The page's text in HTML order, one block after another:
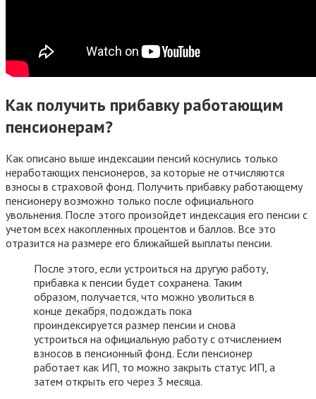
Как получить прибавку работающим
пенсионерам?
Как описано выше индексации пенсий коснулись только
неработающих пенсионеров, за которые не отчисляются
взносы в страховой фонд. Получить прибавку работающему
пенсионеру возможно только после официального
увольнения. После этого произойдет индексация его пенсии с
учетом всех накопленных процентов и баллов. Все это
отразится на размере его ближайшей выплаты пенсии.
После этого, если устроиться на другую работу,
прибавка к пенсии будет сохранена. Таким
образом, получается, что можно уволиться в
конце декабря, подождать пока
проиндексируется размер пенсии и снова
устроиться на официальную работу с отчислением
взносов в пенсионный фонд. Если пенсионер
работает как ИП, то можно закрыть статус ИП, а
затем открыть его через 3 месяца.